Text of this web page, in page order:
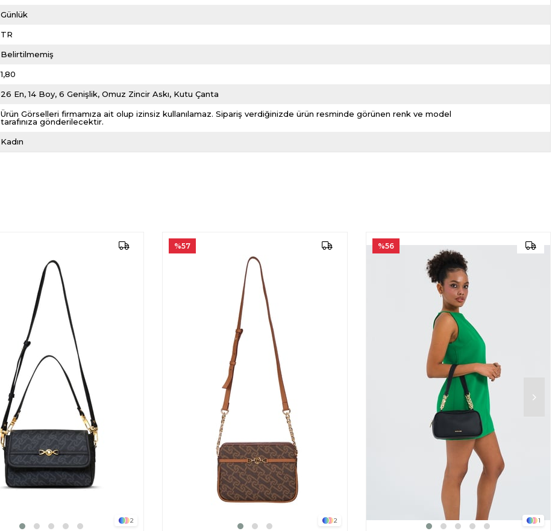
Günlük
TR
Belirtilmemiş
1,80
26 En, 14 Boy, 6 Genişlik, Omuz Zincir Askı, Kutu Çanta
Ürün Görselleri firmamıza ait olup izinsiz kullanılamaz. Sipariş verdiğinizde ürün resminde görünen renk ve model
tarafınıza gönderilecektir.
Kadın
2 2
%57
1
%56